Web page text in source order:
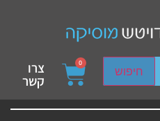
חיפוש
device users, explore by
0 צרו
קשר